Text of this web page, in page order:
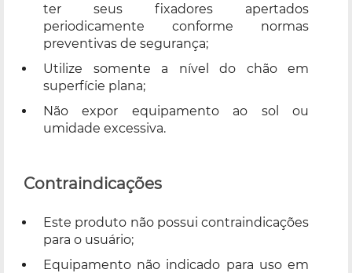
ter seus fixadores apertados
periodicamente conforme normas
preventivas de segurança;
Utilize somente a nível do chão em
superfície plana;
Não expor equipamento ao sol ou
umidade excessiva.
Contraindicações
Este produto não possui contraindicações
para o usuário;
Equipamento não indicado para uso em